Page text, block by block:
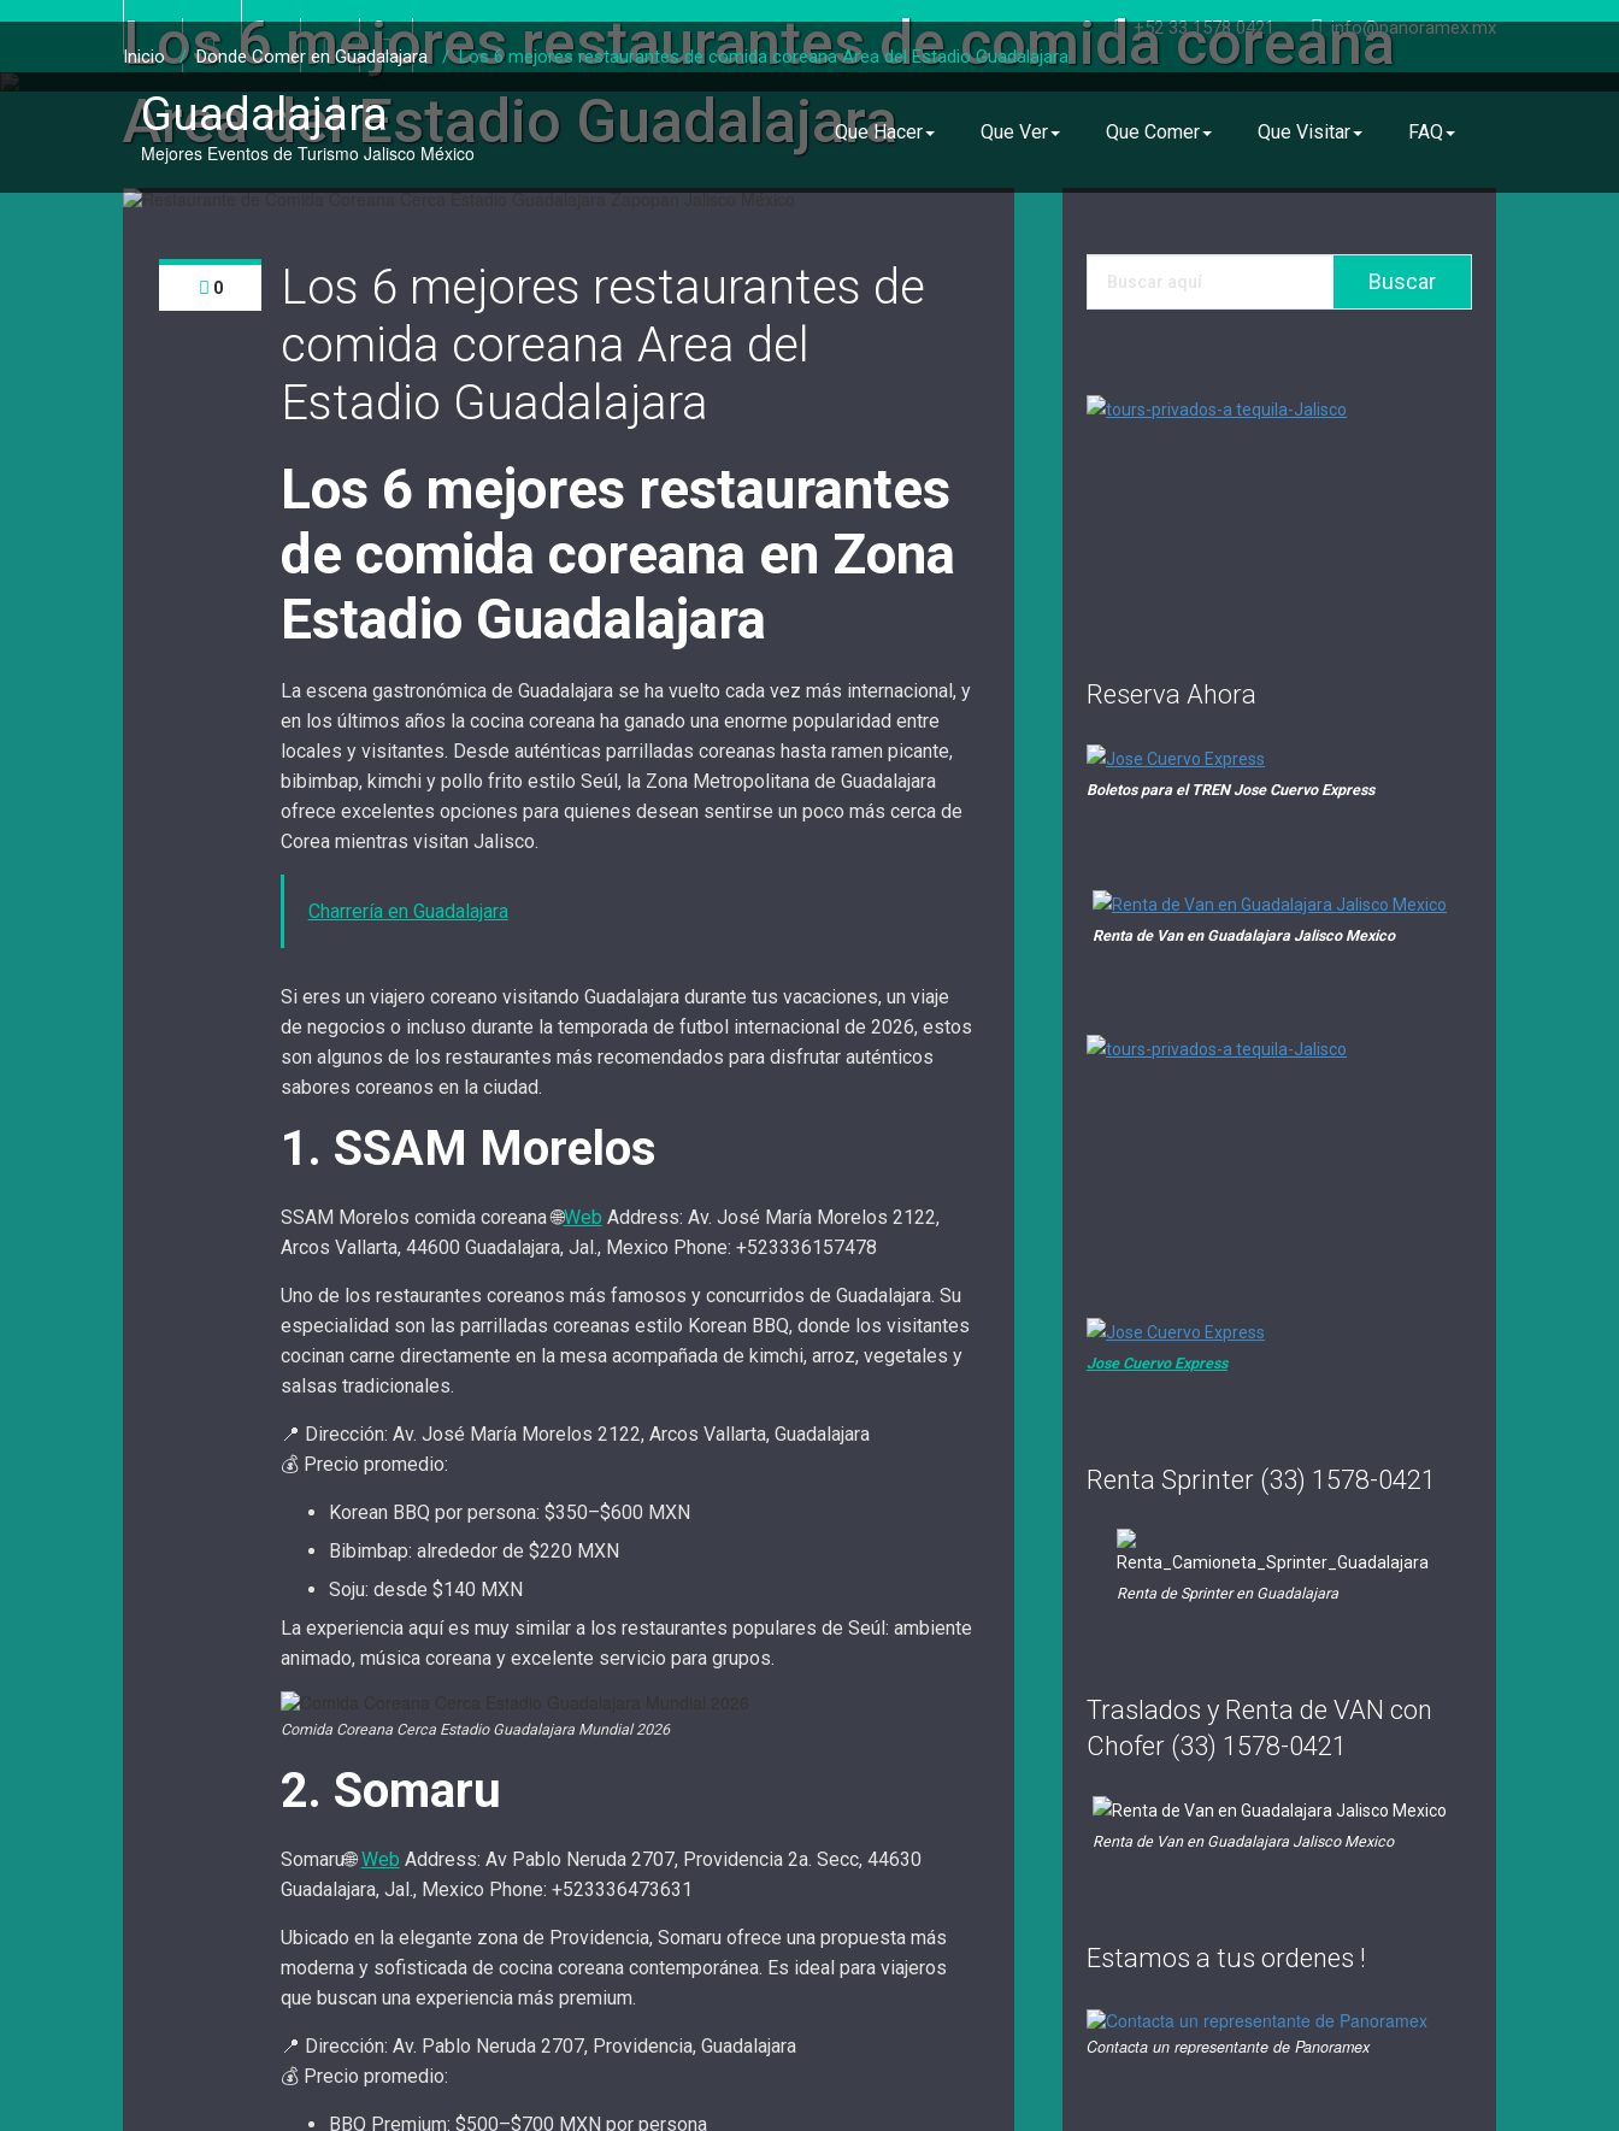
+52 33 1578 0421 info@panoramex.mx
Guadalajara
Mejores Eventos de Turismo Jalisco México
Que Hacer Que Ver Que Comer Que Visitar FAQ
Los 6 mejores restaurantes de comida coreana
Area del Estadio Guadalajara
Inicio/Donde Comer en Guadalajara /Los 6 mejores restaurantes de comida coreana Area del Estadio Guadalajara
0
Los 6 mejores restaurantes de
comida coreana Area del
Estadio Guadalajara
Los 6 mejores restaurantes
de comida coreana en Zona
Estadio Guadalajara
La escena gastronómica de Guadalajara se ha vuelto cada vez más internacional, y
en los últimos años la cocina coreana ha ganado una enorme popularidad entre
locales y visitantes. Desde auténticas parrilladas coreanas hasta ramen picante,
bibimbap, kimchi y pollo frito estilo Seúl, la Zona Metropolitana de Guadalajara
ofrece excelentes opciones para quienes desean sentirse un poco más cerca de
Corea mientras visitan Jalisco.
Charrería en Guadalajara
Si eres un viajero coreano visitando Guadalajara durante tus vacaciones, un viaje
de negocios o incluso durante la temporada de futbol internacional de 2026, estos
son algunos de los restaurantes más recomendados para disfrutar auténticos
sabores coreanos en la ciudad.
1. SSAM Morelos
SSAM Morelos comida coreana🌐Web Address: Av. José María Morelos 2122,
Arcos Vallarta, 44600 Guadalajara, Jal., Mexico Phone: +523336157478
Uno de los restaurantes coreanos más famosos y concurridos de Guadalajara. Su
especialidad son las parrilladas coreanas estilo Korean BBQ, donde los visitantes
cocinan carne directamente en la mesa acompañada de kimchi, arroz, vegetales y
salsas tradicionales.
📍 Dirección: Av. José María Morelos 2122, Arcos Vallarta, Guadalajara
💰 Precio promedio:
Korean BBQ por persona: $350–$600 MXN
Bibimbap: alrededor de $220 MXN
Soju: desde $140 MXN
La experiencia aquí es muy similar a los restaurantes populares de Seúl: ambiente
animado, música coreana y excelente servicio para grupos.
Comida Coreana Cerca Estadio Guadalajara Mundial 2026
2. Somaru
Somaru🌐 Web Address: Av Pablo Neruda 2707, Providencia 2a. Secc, 44630
Guadalajara, Jal., Mexico Phone: +523336473631
Ubicado en la elegante zona de Providencia, Somaru ofrece una propuesta más
moderna y sofisticada de cocina coreana contemporánea. Es ideal para viajeros
que buscan una experiencia más premium.
📍 Dirección: Av. Pablo Neruda 2707, Providencia, Guadalajara
💰 Precio promedio:
BBQ Premium: $500–$700 MXN por persona
Reserva Ahora
Boletos para el TREN Jose Cuervo Express
Renta de Van en Guadalajara Jalisco Mexico
Jose Cuervo Express
Renta Sprinter (33) 1578-0421
Renta de Sprinter en Guadalajara
Traslados y Renta de VAN con
Chofer (33) 1578-0421
Renta de Van en Guadalajara Jalisco Mexico
Estamos a tus ordenes !
Contacta un representante de Panoramex